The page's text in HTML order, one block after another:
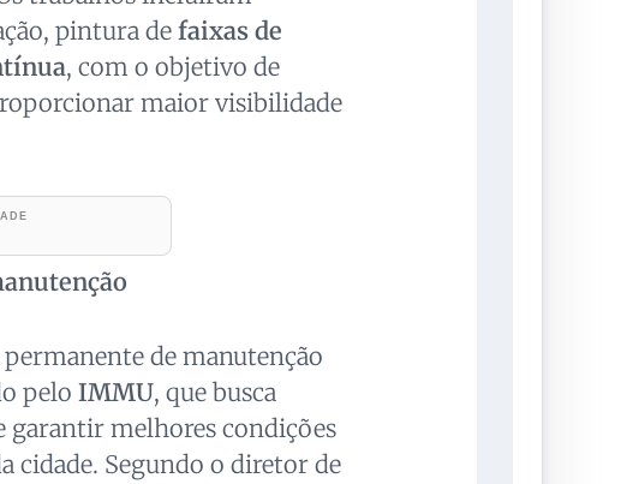
pintura de faixas de
, com o objetivo de
maior visibilidade
de manutenção
pelo IMMU, que busca
garantir melhores condições
cidade. Segundo o diretor de